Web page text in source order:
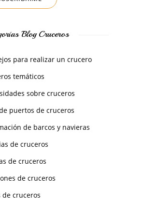
Blog Cruceros
para realizar un crucero
temáticos
sobre cruceros
puertos de cruceros
de barcos y navieras
de cruceros
de cruceros
de cruceros
de cruceros